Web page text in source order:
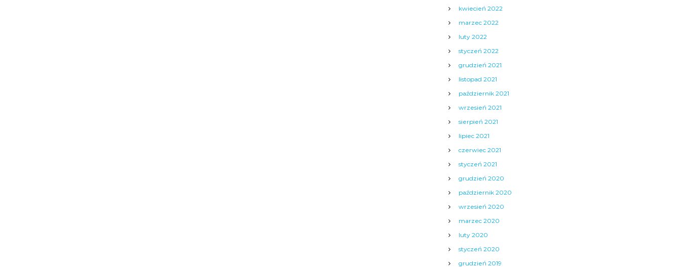
kwiecień 2022
marzec 2022
luty 2022
styczeń 2022
grudzień 2021
listopad 2021
październik 2021
wrzesień 2021
sierpień 2021
lipiec 2021
czerwiec 2021
styczeń 2021
grudzień 2020
październik 2020
wrzesień 2020
marzec 2020
luty 2020
styczeń 2020
grudzień 2019